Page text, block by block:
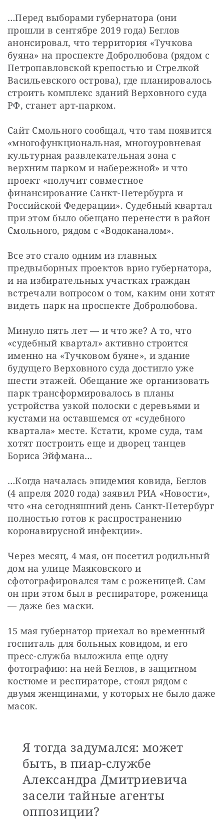
…Перед выборами губернатора (они
прошли в сентябре 2019 года) Беглов
анонсировал, что территория «Тучкова
буяна» на проспекте Добролюбова (рядом с
Петропавловской крепостью и Стрелкой
Васильевского острова), где планировалось
строить комплекс зданий Верховного суда
РФ, станет арт-парком.
Сайт Смольного сообщал, что там появится
«многофункциональная, многоуровневая
культурная развлекательная зона с
верхним парком и набережной» и что
проект «получит совместное
финансирование Санкт-Петербурга и
Российской Федерации». Судебный квартал
при этом было обещано перенести в район
Смольного, рядом с «Водоканалом».
Все это стало одним из главных
предвыборных проектов врио губернатора,
и на избирательных участках граждан
встречали вопросом о том, каким они хотят
видеть парк на проспекте Добролюбова.
Минуло пять лет — и что же? А то, что
«судебный квартал» активно строится
именно на «Тучковом буяне», и здание
будущего Верховного суда достигло уже
шести этажей. Обещание же организовать
парк трансформировалось в планы
устройства узкой полоски с деревьями и
кустами на оставшемся от «судебного
квартала» месте. Кстати, кроме суда, там
хотят построить еще и дворец танцев
Бориса Эйфмана…
…Когда началась эпидемия ковида, Беглов
(4 апреля 2020 года) заявил РИА «Новости»,
что «на сегодняшний день Санкт-Петербург
полностью готов к распространению
коронавирусной инфекции».
Через месяц, 4 мая, он посетил родильный
дом на улице Маяковского и
сфотографировался там с роженицей. Сам
— даже без маски.
15 мая губернатор приехал во временный
госпиталь для больных ковидом, и его
пресс-служба выложила еще одну
фотографию: на ней Беглов, в защитном
костюме и респираторе, стоял рядом с
двумя женщинами, у которых не было даже
масок.
Я тогда задумался: может
быть, в пиар-службе
Александра Дмитриевича
засели тайные агенты
оппозиции?